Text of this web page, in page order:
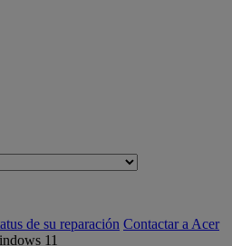
de su reparación Contactar a Acer